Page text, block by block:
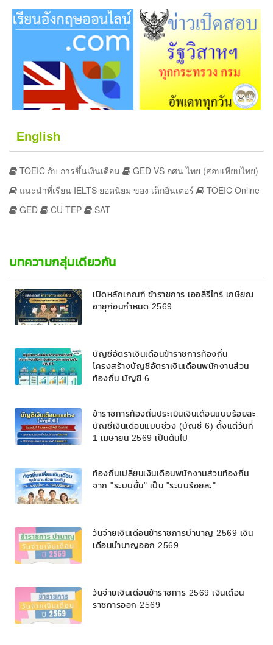
English
TOEIC กับ การขึ้นเงินเดือน
GED VS กศน ไทย (สอบเทียบไทย)
แนะนำที่เรียน IELTS ยอดนิยม ของ เด็กอินเตอร์
TOEIC Online
GED
CU-TEP SAT
บทความกลุ่มเดียวกัน
เปิดหลักเกณฑ์ ข้าราชการ เออลี่รีไทร์ เกษียณ
อายุก่อนกำหนด 2569
บัญชีอัตราเงินเดือนข้าราชการท้องถิ่น
โครงสร้างบัญชีอัตราเงินเดือนพนักงานส่วน
ท้องถิ่น บัญชี 6
ข้าราชการท้องถิ่นประเมินเงินเดือนแบบร้อยละ
บัญชีเงินเดือนแบบช่วง (บัญชี 6) ตั้งแต่วันที่
1 เมษายน 2569 เป็นต้นไป
ท้องถิ่นเปลี่ยนเงินเดือนพนักงานส่วนท้องถิ่น
จาก "ระบบขั้น" เป็น "ระบบร้อยละ"
วันจ่ายเงินเดือนข้าราชการบํานาญ 2569 เงิน
เดือนบำนาญออก 2569
วันจ่ายเงินเดือนข้าราชการ 2569 เงินเดือน
ราชการออก 2569